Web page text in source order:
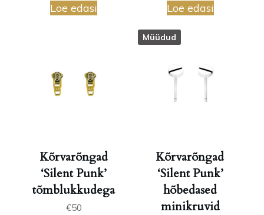
Loe edasi Loe edasi
Kõrvarõngad
‘Silent Punk’
tõmblukkudega
€50
Müüdud
Kõrvarõngad
‘Silent Punk’
hõbedased
minikruvid